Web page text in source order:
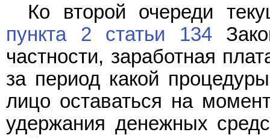
Ко второй очереди
пункта 2 статьи 134
частности, заработная
за период какой
лицо оставаться на
удержания денежных